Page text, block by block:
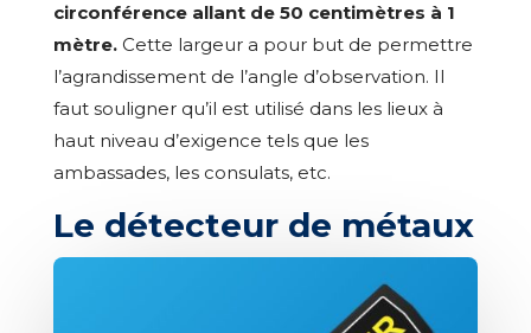
circonférence allant de 50 centimètres à 1
mètre.Cette largeur a pour but de permettre
l’agrandissement de l’angle d’observation. Il
faut souligner qu’il est utilisé dans les lieux à
haut niveau d’exigence tels que les
ambassades, les consulats, etc.
Le détecteur de métaux